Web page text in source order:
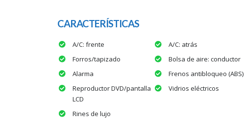
CARACTERÍSTICAS
A/C: frente A/C: atrás
Forros/tapizado
Bolsa de aire: conductor
Alarma
Frenos antibloqueo (ABS)
Reproductor DVD/pantalla
LCD
Vidrios eléctricos
Rines de lujo